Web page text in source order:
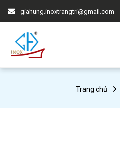
giahung.inoxtrangtri@gmail.com
Trang chủ